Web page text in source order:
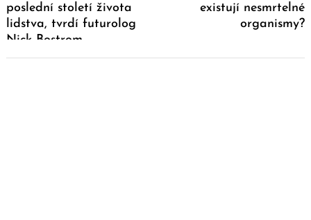
poslední století života
lidstva, tvrdí futurolog
Nick Bostrom
existují nesmrtelné
organismy?